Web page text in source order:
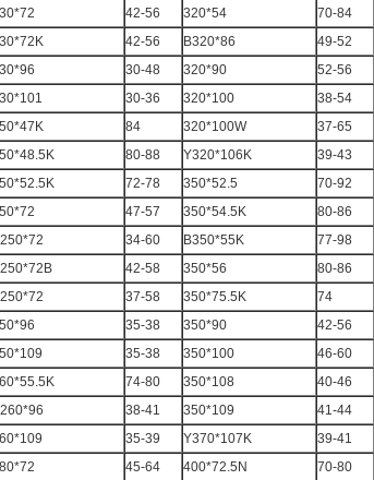
42-56 320*54 70-84
42-56 B320*86 49-52
30-48 320*90 52-56
30-36 320*100 38-54
84 320*100W 37-65
80-88 Y320*106K 39-43
72-78 350*52.5 70-92
47-57 350*54.5K 80-86
34-60 B350*55K 77-98
42-58 350*56 80-86
37-58 350*75.5K 74
35-38 350*90 42-56
35-38 350*100 46-60
74-80 350*108 40-46
38-41 350*109 41-44
35-39 Y370*107K 39-41
45-64 400*72.5N 70-80